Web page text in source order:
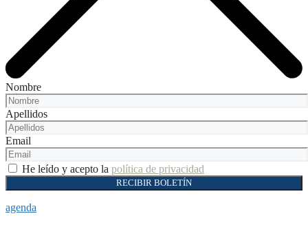
Nombre
Apellidos
Email
He leído y acepto la política de privacidad
RECIBIR BOLETÍN
agenda